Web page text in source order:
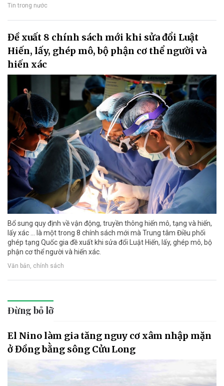
Tin trong nước
Đề xuất 8 chính sách mới khi sửa đổi Luật
Hiến, lấy, ghép mô, bộ phận cơ thể người và
hiến xác
Bổ sung quy định về vận động, truyền thông hiến mô, tạng và hiến,
lấy xác ... là một trong 8 chính sách mới mà Trung tâm Điều phối
ghép tạng Quốc gia đề xuất khi sửa đổi Luật Hiến, lấy, ghép mô, bộ
phận cơ thể người và hiến xác.
Văn bản, chính sách
Đừng bỏ lỡ
El Nino làm gia tăng nguy cơ xâm nhập mặn
ở Đồng bằng sông Cửu Long